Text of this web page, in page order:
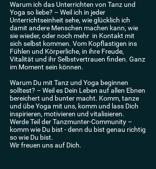
Warum ich das Unterrichten von Tanz und
Yoga so liebe? – Weil ich in jeder
Unterrichtseinheit sehe, wie glücklich ich
damit andere Menschen machen kann, wie
sie wieder, oder noch mehr in Kontakt mit
sich selbst kommen. Vom Kopflastigen ins
Fühlen und Körperliche, in ihre Freude,
Vitalität und ihr Selbstvertrauen finden. Ganz
im Moment sein können.
Warum Du mit Tanz und Yoga beginnen
solltest? – Weil es Dein Leben auf allen Ebnen
bereichert und bunter macht. Komm, tanze
und übe Yoga mit uns, komm und lass Dich
inspirieren, motivieren und vitalisieren.
Werde Teil der Tanzmunter-Community –
komm wie Du bist - denn du bist genau richtig
so wie Du bist.
Wir freuen uns auf Dich.